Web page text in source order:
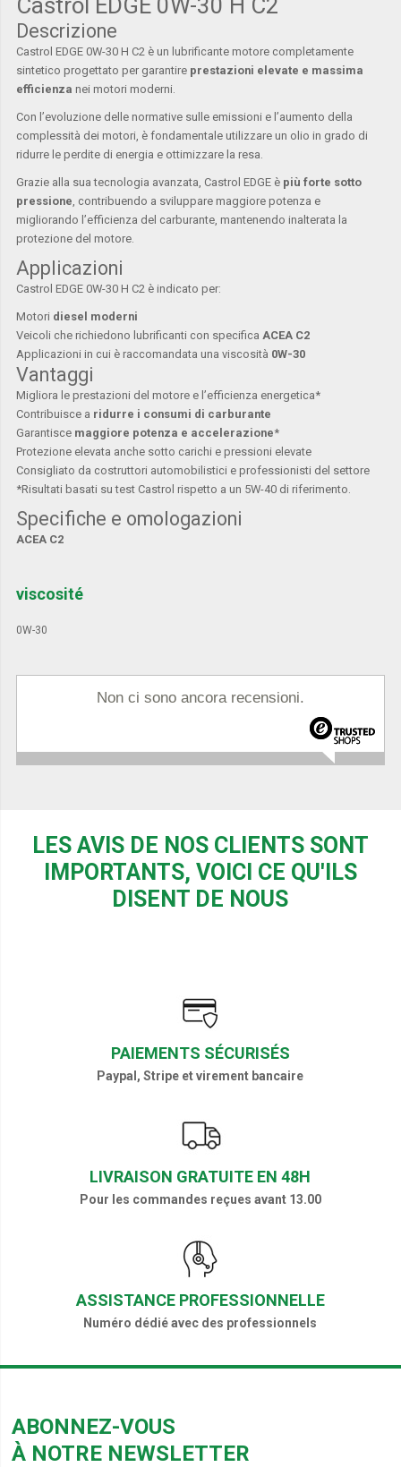
Castrol EDGE 0W-30 H C2
Descrizione
Castrol EDGE 0W-30 H C2 è un lubrificante motore completamente
sintetico progettato per garantire prestazioni elevate e massima
efficienza nei motori moderni.
Con l’evoluzione delle normative sulle emissioni e l’aumento della
complessità dei motori, è fondamentale utilizzare un olio in grado di
ridurre le perdite di energia e ottimizzare la resa.
Grazie alla sua tecnologia avanzata, Castrol EDGE è più forte sotto
pressione, contribuendo a sviluppare maggiore potenza e
migliorando l’efficienza del carburante, mantenendo inalterata la
protezione del motore.
Applicazioni
Castrol EDGE 0W-30 H C2 è indicato per:
Motori diesel moderni
Veicoli che richiedono lubrificanti con specificaACEA C2
Applicazioni in cui è raccomandata una viscosità 0W-30
Vantaggi
Migliora le prestazioni del motore e l’efficienza energetica*
Contribuisce a ridurre i consumi di carburante
Garantisce maggiore potenza e accelerazione*
Protezione elevata anche sotto carichi e pressioni elevate
Consigliato da costruttori automobilistici e professionisti del settore
*Risultati basati su test Castrol rispetto a un 5W-40 di riferimento.
Specifiche e omologazioni
ACEA C2
viscosité
0W-30
Non ci sono ancora recensioni.
LES AVIS DE NOS CLIENTS SONT
IMPORTANTS, VOICI CE QU'ILS
DISENT DE NOUS
PAIEMENTS SÉCURISÉS
Paypal, Stripe et virement bancaire
LIVRAISON GRATUITE EN 48H
Pour les commandes reçues avant 13.00
ASSISTANCE PROFESSIONNELLE
Numéro dédié avec des professionnels
ABONNEZ-VOUS
À NOTRE NEWSLETTER